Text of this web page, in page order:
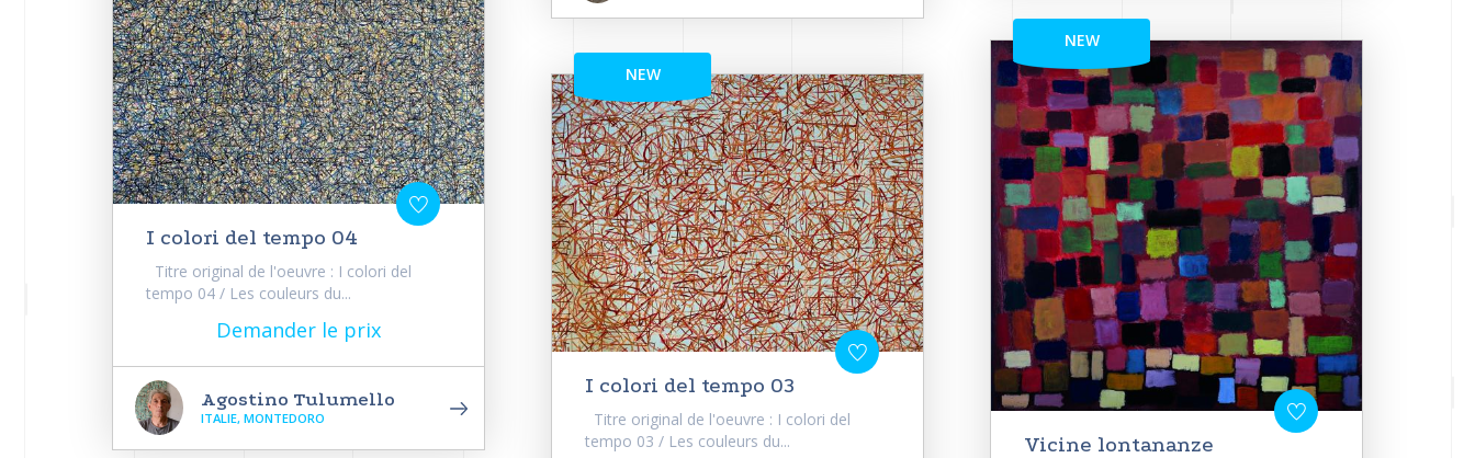
I colori del tempo 04
Titre original de l'oeuvre : I colori del
tempo 04 / Les couleurs du...
Demander le prix
Agostino Tulumello
ITALIE, MONTEDORO
NEW
I colori del tempo 03
Titre original de l'oeuvre : I colori del
tempo 03 / Les couleurs du...
NEW
Vicine lontananze